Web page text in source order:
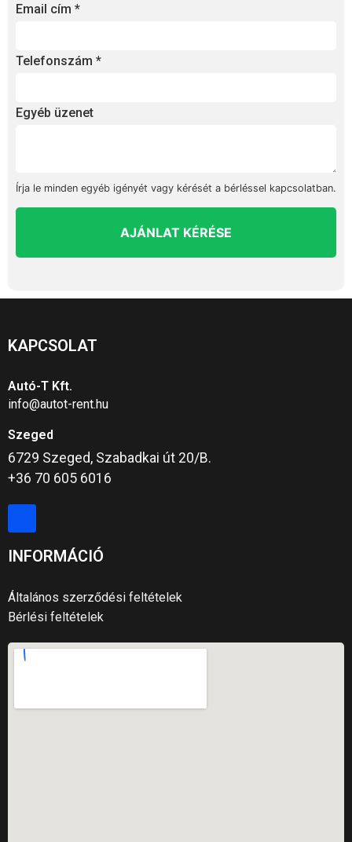
Email cím *
Telefonszám *
Egyéb üzenet
Írja le minden egyéb igényét vagy kérését a bérléssel kapcsolatban.
AJÁNLAT KÉRÉSE
KAPCSOLAT
Autó-T Kft.
info@autot-rent.hu
Szeged
6729 Szeged, Szabadkai út 20/B.
+36 70 605 6016
INFORMÁCIÓ
Általános szerződési feltételek
Bérlési feltételek